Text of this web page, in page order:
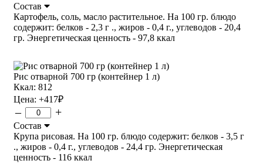
Состав
Картофель, соль, масло растительное. На 100 гр. блюдо
содержит: белков - 2,3 г ., жиров - 0,4 г., углеводов - 20,4
гр. Энергетическая ценность - 97,8 ккал
Рис отварной 700 гр (контейнер 1 л)
Ккал: 812
Цена: +417₽
– +
Состав
Крупа рисовая. На 100 гр. блюдо содержит: белков - 3,5 г
., жиров - 0,4 г., углеводов - 24,4 гр. Энергетическая
ценность - 116 ккал